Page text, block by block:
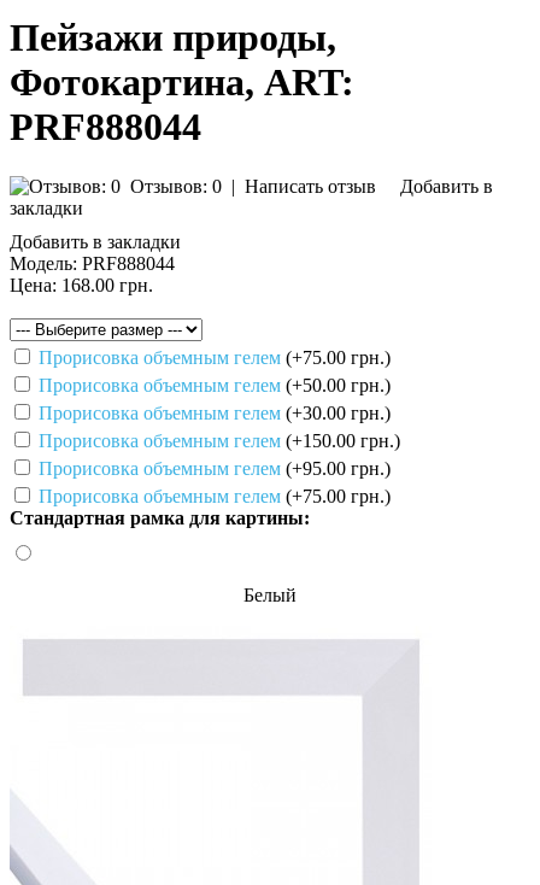
Пейзажи природы,
Фотокартина, ART:
PRF888044
Отзывов: 0 | Написать отзыв
Добавить в
закладки
Добавить в закладки
Модель: PRF888044
Цена: 168.00 грн.
Прорисовка объемным гелем (+75.00 грн.)
Прорисовка объемным гелем (+50.00 грн.)
Прорисовка объемным гелем (+30.00 грн.)
Прорисовка объемным гелем (+150.00 грн.)
Прорисовка объемным гелем (+95.00 грн.)
Прорисовка объемным гелем (+75.00 грн.)
Стандартная рамка для картины:
Белый